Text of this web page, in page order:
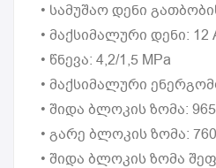
• სამუშაო დენი
• მაქსიმალური დენი: 12
• წნევა: 4,2/1,5 MPa
• მაქსიმალური
• შიდა ბლოკის ზომა:
• გარე ბლოკის ზომა:
• შიდა ბლოკის ზომა